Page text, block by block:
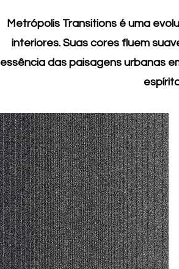
Metrópolis Transitions é uma
interiores. Suas cores fluem
essência das paisagens urbanas